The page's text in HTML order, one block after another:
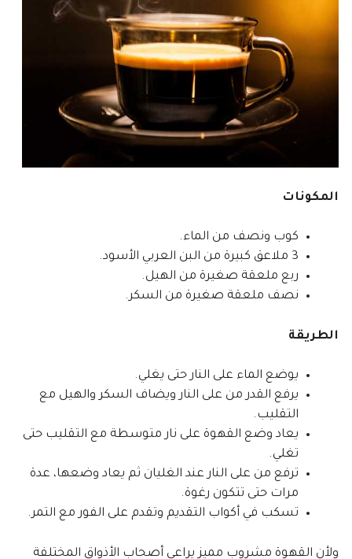
المكونات
كوب ونصف من الماء.
3 ملاعق كبيرة من البن العربي الأسود.
ربع ملعقة صغيرة من الهيل.
نصف ملعقة صغيرة من السكر.
الطريقة
يوضع الماء على النار حتى يغلي.
يرفع القدر من على النار ويضاف السكر والهيل مع
التقليب.
يعاد وضع القهوة على نار متوسطة مع التقليب حتى
تغلي.
ترفع من على النار عند الغليان ثم يعاد وضعها، عدة
مرات حتى تتكون رغوة.
تسكب في أكواب التقديم وتقدم على الفور مع التمر.
ولأن القهوة مشروب مميز يراعي أصحاب الأذواق المختلفة